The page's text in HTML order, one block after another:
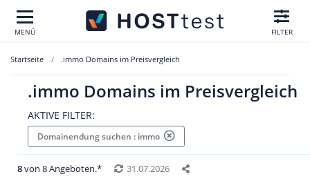
MENÜ FILTER
Startseite .immo Domains im Preisvergleich
.immo Domains im Preisvergleich
AKTIVE FILTER:
Domainendung suchen : immo
8von 8 Angeboten.* 31.07.2026